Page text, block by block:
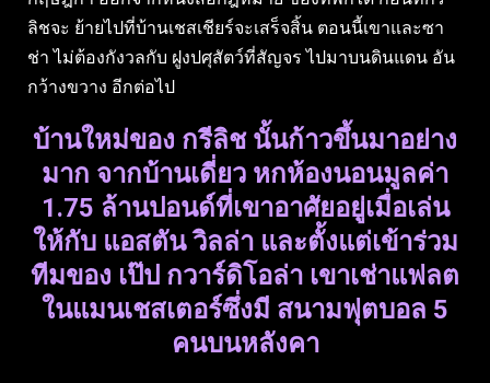
ลิชจะ ย้ายไปที่บ้านเชสเชียร์จะเสร็จสิ้น ตอนนี้เขาและซา
ช่า ไม่ต้องกังวลกับ ฝูงปศุสัตว์ที่สัญจร ไปมาบนดินแดน อัน
กว้างขวาง อีกต่อไป
บ้านใหม่ของ กรีลิช นั้นก้าวขึ้นมาอย่าง
มาก จากบ้านเดี่ยว หกห้องนอนมูลค่า
1.75 ล้านปอนด์ที่เขาอาศัยอยู่เมื่อเล่น
ให้กับ แอสตัน วิลล่า และตั้งแต่เข้าร่วม
ทีมของ เป๊ป กวาร์ดิโอล่า เขาเช่าแฟลต
ในแมนเชสเตอร์ซึ่งมี สนามฟุตบอล 5
คนบนหลังคา